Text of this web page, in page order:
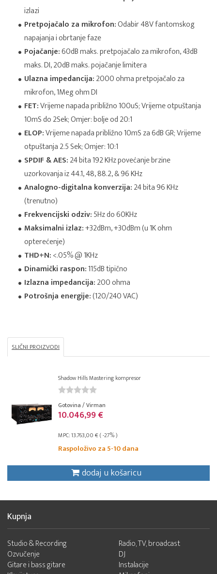
izlazi
Pretpojačalo za mikrofon:Odabir 48V fantomskog
napajanja i obrtanje faze
Pojačanje:60dB maks. pretpojačalo za mikrofon, 43dB
maks. DI, 20dB maks. pojačanje limitera
Ulazna impedancija:2000 ohma pretpojačalo za
mikrofon, 1Meg ohm DI
FET:Vrijeme napada približno 100uS; Vrijeme otpuštanja
10mS do 2Sek; Omjer: bolje od 20:1
ELOP:Vrijeme napada približno 10mS za 6dB GR; Vrijeme
otpuštanja 2.5 Sek; Omjer: 10:1
SPDIF & AES:24 bita 192 KHz povećanje brzine
uzorkovanja iz 44.1, 48, 88.2, & 96 KHz
Analogno-digitalna konverzija:24 bita 96 KHz
(trenutno)
Frekvencijski odziv:5Hz do 60KHz
Maksimalni izlaz:+32dBm, +30dBm (u 1K ohm
opterećenje)
THD+N:<.05% @ 1KHz
Dinamički raspon:115dB tipično
Izlazna impedancija:200 ohma
Potrošnja energije:(120/240 VAC)
SLIČNI PROIZVODI
Shadow Hills Mastering kompresor
Gotovina / Virman
10.046,99 €
MPC: 13.763,00 € ( -27% )
Raspoloživo za 5-10 dana
dodaj u košaricu
Kupnja
Studio & Recording
Ozvučenje
Gitare i bass gitare
Radio, TV, broadcast
DJ
Instalacije